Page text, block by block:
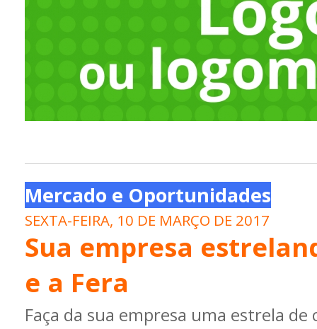
Mercado e Oportunidades
SEXTA-FEIRA, 10 DE MARÇO DE 2017
Sua empresa
e a Fera
Faça da sua empresa uma estrela de